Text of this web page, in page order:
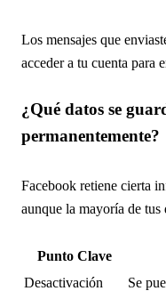
Los mensajes que
acceder a tu cuenta para
¿Qué datos se
permanentemente?
Facebook retiene cierta
aunque la mayoría de tus
Punto Clave
Desactivación
Se